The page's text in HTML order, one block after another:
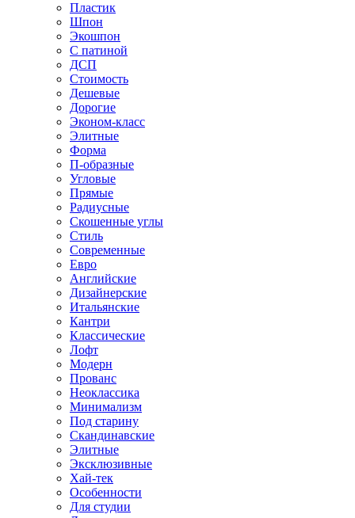
Пластик
Шпон
Экошпон
С патиной
ДСП
Стоимость
Дешевые
Дорогие
Эконом-класс
Элитные
Форма
П-образные
Угловые
Прямые
Радиусные
Скошенные углы
Стиль
Современные
Евро
Английские
Дизайнерские
Итальянские
Кантри
Классические
Лофт
Модерн
Прованс
Неоклассика
Минимализм
Под старину
Скандинавские
Элитные
Эксклюзивные
Хай-тек
Особенности
Для студии